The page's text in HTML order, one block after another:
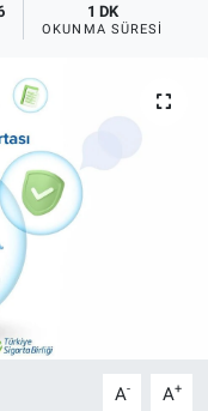
1 DK
OKUNMA SÜRESI
A- A+